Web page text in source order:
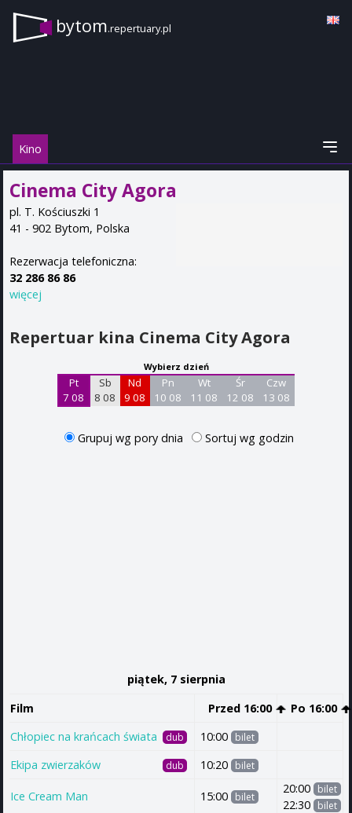
bytom.repertuary.pl
Kino
Cinema City Agora
pl. T. Kościuszki 1
41 - 902 Bytom, Polska
Rezerwacja telefoniczna:
32 286 86 86
więcej
Repertuar kina Cinema City Agora
Wybierz dzień
Pt
7 08
Sb
8 08
Nd
9 08
Pn
10 08
Wt
11 08
Śr
12 08
Czw
13 08
Grupuj wg pory dnia Sortuj wg godzin
piątek, 7 sierpnia
Film
Przed 16:00
Po 16:00
Chłopiec na krańcach świata
dub 10:00 bilet
Ekipa zwierzaków dub 10:20 bilet
Ice Cream Man 15:00 bilet
20:00 bilet
22:30 bilet